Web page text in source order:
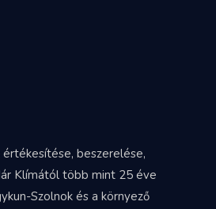
beszerelése,
Klímától több mint 25 éve
Szolnok és a környező